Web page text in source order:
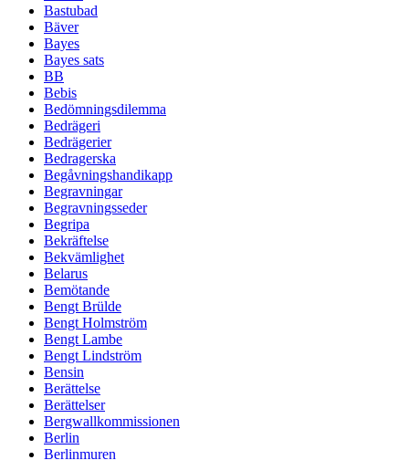
Bastubad
Bäver
Bayes
Bayes sats
BB
Bebis
Bedömningsdilemma
Bedrägeri
Bedrägerier
Bedragerska
Begåvningshandikapp
Begravningar
Begravningsseder
Begripa
Bekräftelse
Bekvämlighet
Belarus
Bemötande
Bengt Brülde
Bengt Holmström
Bengt Lambe
Bengt Lindström
Bensin
Berättelse
Berättelser
Bergwallkommissionen
Berlin
Berlinmuren